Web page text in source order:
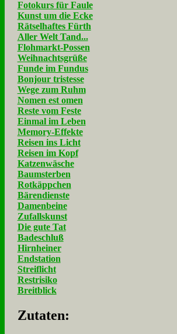
Fotokurs für Faule
Kunst um die Ecke
Rätselhaftes Fürth
Aller Welt Tand...
Flohmarkt-Possen
Weihnachtsgrüße
Funde im Fundus
Bonjour tristesse
Wege zum Ruhm
Nomen est omen
Reste vom Feste
Einmal im Leben
Memory-Effekte
Reisen ins Licht
Reisen im Kopf
Katzenwäsche
Baumsterben
Rotkäppchen
Bärendienste
Damenbeine
Zufallskunst
Die gute Tat
Badeschluß
Hirnheiner
Endstation
Streiflicht
Restrisiko
Breitblick
Zu­ta­ten: